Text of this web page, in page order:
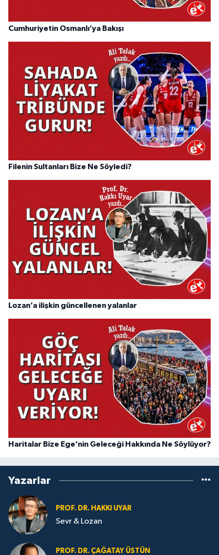
Cumhuriyetin Osmanlı’ya Bakışı
Filenin Sultanları Bize Ne Söyledi?
Lozan’a ilişkin güncellenen yalanlar
Haritalar Bize Ege’nin Geleceği Hakkında Ne Söylüyor?
Yazarlar
PROF. DR. HAKKI UYAR
Sevr & Lozan
PROF. DR. ÇAĞATAY ÜSTÜN